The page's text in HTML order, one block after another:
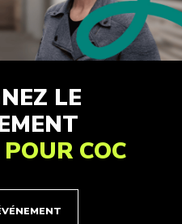
LE
COC